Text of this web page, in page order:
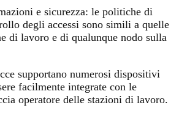
e sicurezza: le politiche di
degli accessi sono simili a quelle
di lavoro e di qualunque nodo sulla
supportano numerosi dispositivi
facilmente integrate con le
operatore delle stazioni di lavoro.